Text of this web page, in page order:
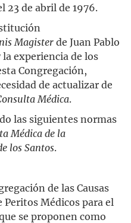
23 de abril de 1976.
Magisterde Juan Pablo
la experiencia de los
Congregación,
de actualizar de
Médica.
las siguientes normas
Médicade la
los Santos.
de las Causas
Peritos Médicos para el
se proponen como